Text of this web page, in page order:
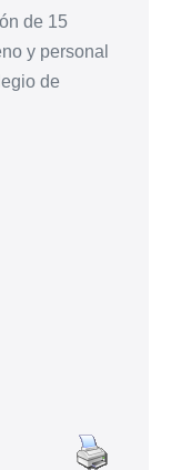
de 15
y personal
de